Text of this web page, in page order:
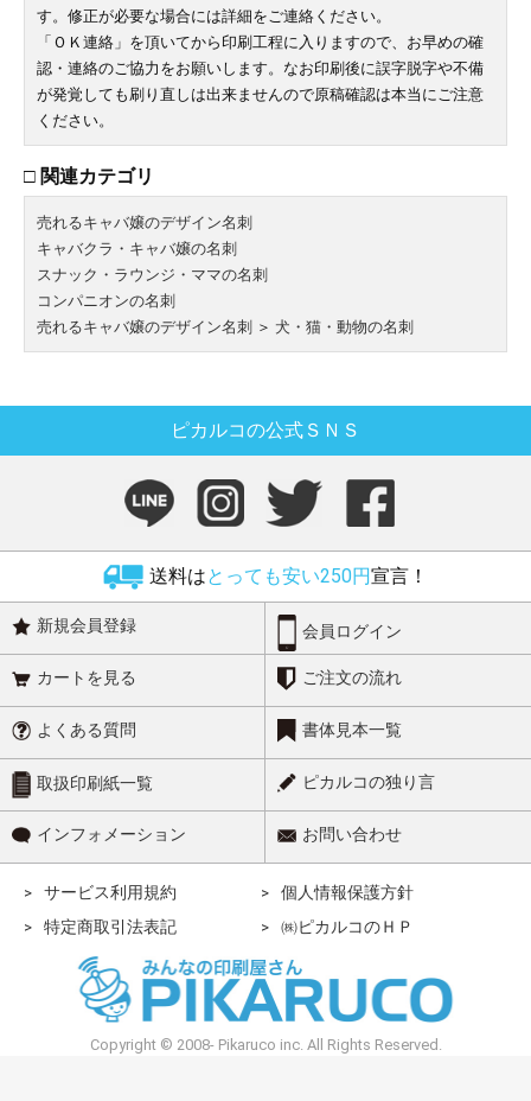
す。修正が必要な場合には詳細をご連絡ください。
「ＯＫ連絡」を頂いてから印刷工程に入りますので、お早めの確
認・連絡のご協力をお願いします。なお印刷後に誤字脱字や不備
が発覚しても刷り直しは出来ませんので原稿確認は本当にご注意
ください。
□ 関連カテゴリ
売れるキャバ嬢のデザイン名刺
キャバクラ・キャバ嬢の名刺
スナック・ラウンジ・ママの名刺
コンパニオンの名刺
売れるキャバ嬢のデザイン名刺 ＞ 犬・猫・動物の名刺
ピカルコの公式ＳＮＳ
送料はとっても安い250円宣言！
新規会員登録 会員ログイン
カートを見る ご注文の流れ
よくある質問 書体見本一覧
取扱印刷紙一覧 ピカルコの独り言
インフォメーション お問い合わせ
サービス利用規約
個人情報保護方針
特定商取引法表記
㈱ピカルコのＨＰ
Copyright © 2008- Pikaruco inc. All Rights Reserved.